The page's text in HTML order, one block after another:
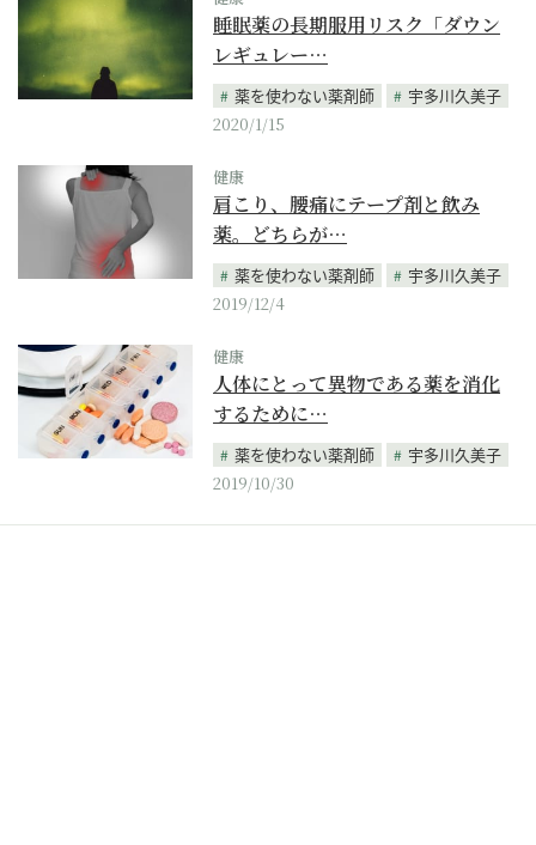
睡眠薬の長期服用リスク「ダウン
レギュレー…
薬を使わない薬剤師
宇多川久美子
2020/1/15
健康
肩こり、腰痛にテープ剤と飲み
薬。どちらが…
薬を使わない薬剤師
宇多川久美子
2019/12/4
健康
人体にとって異物である薬を消化
するために…
薬を使わない薬剤師
宇多川久美子
2019/10/30